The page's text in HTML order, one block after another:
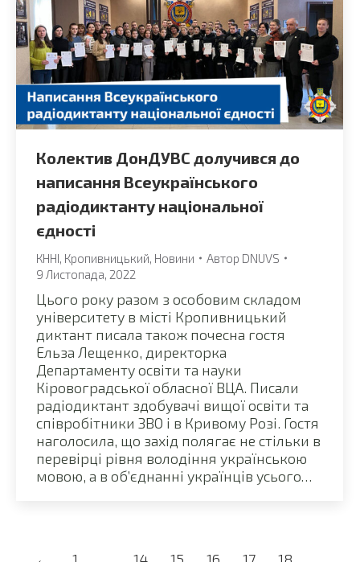
Колектив ДонДУВС долучився до
написання Всеукраїнського
радіодиктанту національної
єдності
КННІ Кропивницький Новини Автор DNUVS
9 Листопада, 2022
Цього року разом з особовим складом
університету в місті Кропивницький
диктант писала також почесна гостя
Ельза Лещенко, директорка
Департаменту освіти та науки
Кіровоградської обласної ВЦА. Писали
радіодиктант здобувачі вищої освіти та
співробітники ЗВО і в Кривому Розі. Гостя
наголосила, що захід полягає не стільки в
перевірці рівня володіння українською
мовою, а в об’єднанні українців усього…